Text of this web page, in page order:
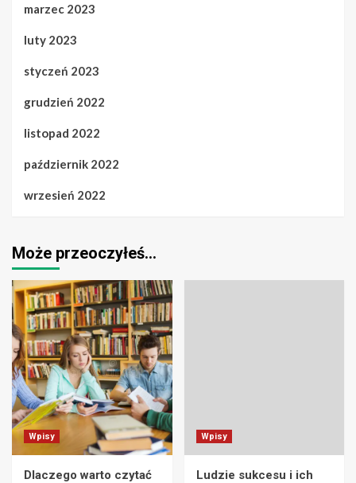
marzec 2023
luty 2023
styczeń 2023
grudzień 2022
listopad 2022
październik 2022
wrzesień 2022
Może przeoczyłeś…
Wpisy
Dlaczego warto czytać
Wpisy
Ludzie sukcesu i ich